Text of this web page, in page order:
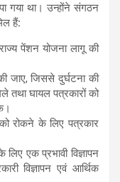
गया था। उन्होंने संगठन
हैं:
पेंशन योजना लागू की
जाए, जिससे दुर्घटना की
तथा घायल पत्रकारों को
रोकने के लिए पत्रकार
एक प्रभावी विज्ञापन
विज्ञापन एवं आर्थिक